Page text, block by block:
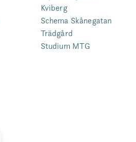
Kviberg
Schema Skånegatan
Trädgård
Studium MTG